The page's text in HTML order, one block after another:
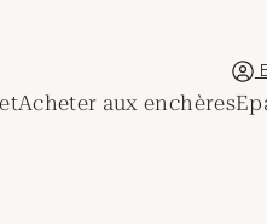
Acheter aux enchères